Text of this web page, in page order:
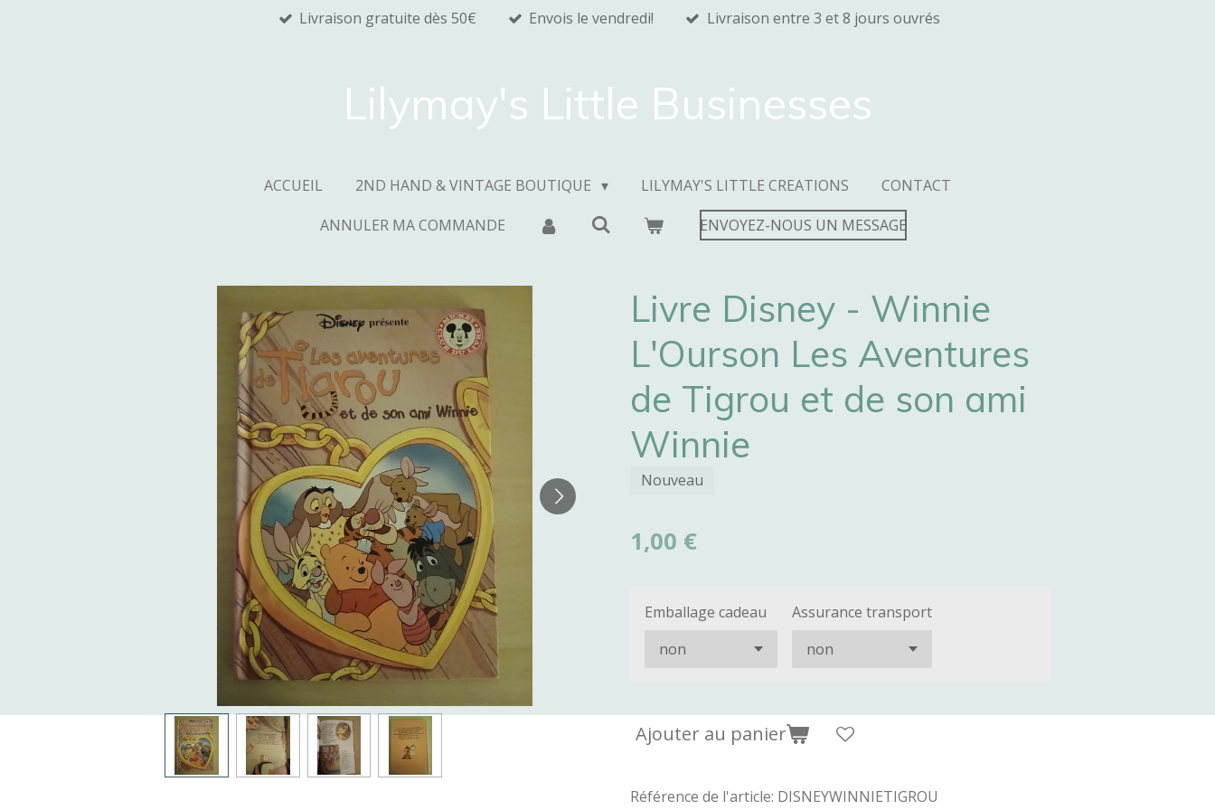
Livraison gratuite dès 50€ Envois le vendredi! Livraison entre 3 et 8 jours ouvrés
Lilymay's Little Businesses
ACCUEIL 2ND HAND & VINTAGE BOUTIQUE LILYMAY'S LITTLE CREATIONS
CONTACT
ANNULER MA COMMANDE
ENVOYEZ-NOUS UN MESSAGE
Livre Disney - Winnie
L'Ourson Les Aventures
de Tigrou et de son ami
Winnie
Nouveau
1,00 €
Emballage cadeau Assurance transport
Ajouter au panier
Référence de l'article: DISNEYWINNIETIGROU